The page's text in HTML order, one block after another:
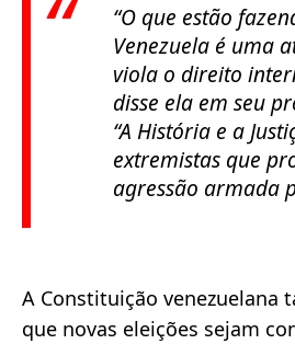
“O que estão
Venezuela é uma
viola o direito
disse ela em seu
“A História e a
extremistas que
agressão armada
A Constituição venezuelana
que novas eleições sejam